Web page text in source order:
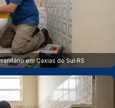
em Caxias do Sul‑RS